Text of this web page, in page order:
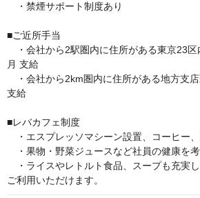
・禁煙サポート制度あり
■ご近所手当
・会社から2駅圏内に住所がある東京23区
月 支給
・会社から2km圏内に住所がある地方支
支給
■レバカフェ制度
・エスプレッソマシーン設置、コーヒー
・果物・野菜ジュースなど社員の健康を
・ライスやレトルト食品、スープも充実
ご利用いただけます。